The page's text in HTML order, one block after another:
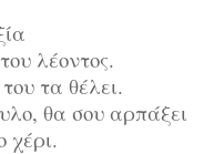
λέοντος.
τα θέλει.
θα σου αρπάξει
χέρι.